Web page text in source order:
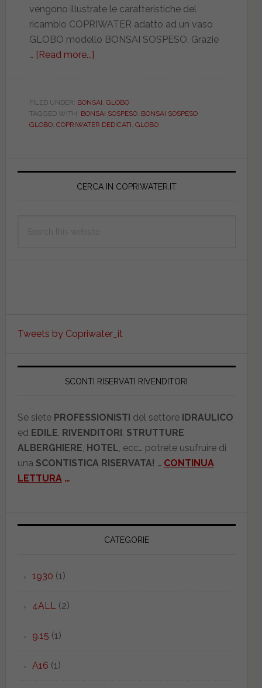
vengono illustrate le caratteristiche del
ricambio COPRIWATER adatto ad un vaso
GLOBO modello BONSAI SOSPESO. Grazie
… [Read more...]
SOSPESO.
BIANCO.
DEDICATO.
FILED UNDER: BONSAI, GLOBO
TAGGED WITH: BONSAI SOSPESO, BONSAI SOSPESO
GLOBO, COPRIWATER DEDICATI, GLOBO
Primary
CERCA IN COPRIWATER.IT
Tweets by Copriwater_it
SCONTI RISERVATI RIVENDITORI
Se siete PROFESSIONISTI del settore IDRAULICO
ed EDILE, RIVENDITORI, STRUTTURE
ALBERGHIERE, HOTEL, ecc… potrete usufruire di
una SCONTISTICA RISERVATA! … CONTINUA
LETTURA…
CATEGORIE
1930 (1)
4ALL(2)
9.15 (1)
A16 (1)